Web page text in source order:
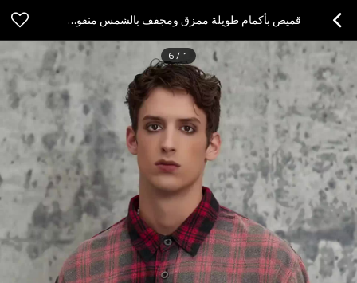
قميص بأكمام طويلة ممزق ومجفف بالشمس منقوش باللونين الأحمر والأسود بتصميم أصلي لفصل الخريف | DARK STREET STYLE | شركة تصنيع قمصان STREETWEAR
1
/
6